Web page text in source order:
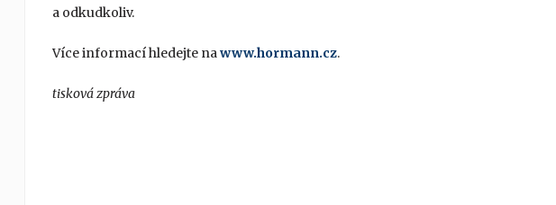
a odkudkoliv.
Více informací hledejte nawww.hormann.cz.
tisková zpráva